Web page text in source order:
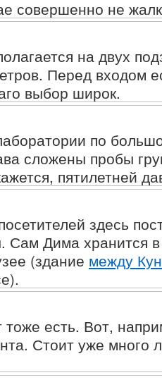
совершенно не
на двух
Перед входом
выбор широк.
по
сложены пробы
пятилетней
здесь
Сам Дима хранится в
(здание между
тоже есть. Вот,
Стоит уже много